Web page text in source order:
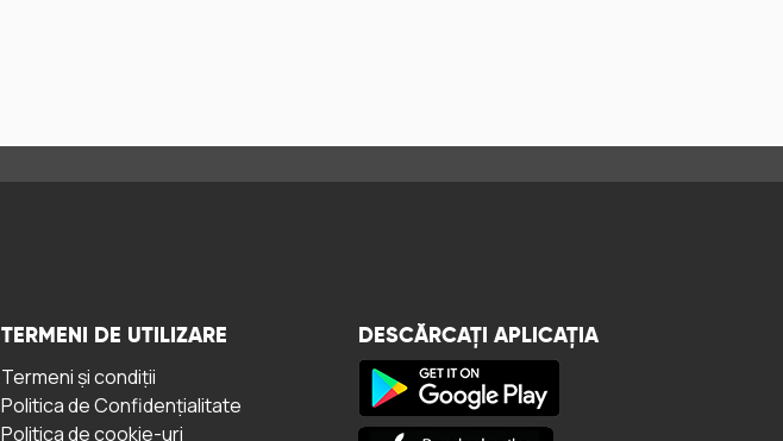
TERMENI DE UTILIZARE
Termeni și condiții
Politica de Confidențialitate
Politica de cookie-uri
DESCĂRCAȚI APLICAȚIA